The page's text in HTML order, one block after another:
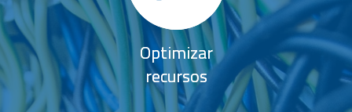
Optimizar
recursos